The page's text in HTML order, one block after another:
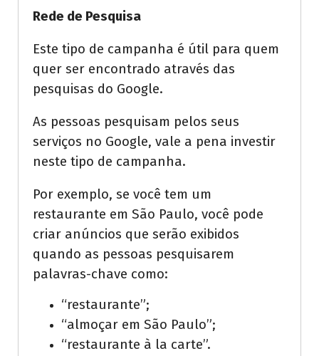
Rede de Pesquisa
Este tipo de campanha é útil para quem
quer ser encontrado através das
pesquisas do Google.
As pessoas pesquisam pelos seus
serviços no Google, vale a pena investir
neste tipo de campanha.
Por exemplo, se você tem um
restaurante em São Paulo, você pode
criar anúncios que serão exibidos
quando as pessoas pesquisarem
palavras-chave como:
“restaurante”;
“almoçar em São Paulo”;
“restaurante à la carte”.